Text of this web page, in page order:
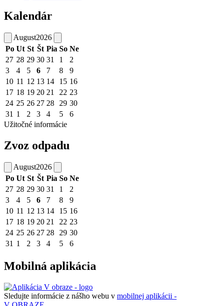
Kalendár
August2026
Po Ut St Št Pia So Ne
27 28 29 30 31 1
2
3
4 5 6 7 8
9
10 11 12 13 14 15 16
17 18 19 20 21 22 23
24 25 26 27 28 29 30
31 1 2 3 4 5
6
Užitočné informácie
Zvoz odpadu
August2026
Po Ut St Št Pia So Ne
27 28 29 30 31 1
2
3
4 5 6 7 8
9
10 11 12 13 14 15 16
17 18 19 20 21 22 23
24 25 26 27 28 29 30
31 1 2 3 4 5 6
Mobilná aplikácia
Sledujte informácie z nášho webu v mobilnej aplikácii -